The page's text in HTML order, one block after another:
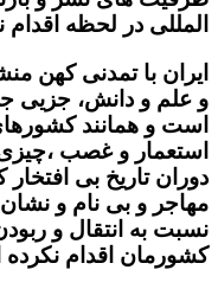
المللی در لحظه اقدام
ایران با تمدنی کهن
و علم و دانش، جزیی
است و همانند
استعمار و غصب
دوران تاریخ بی
مهاجر و بی نام و
نسبت به انتقال و
کشورمان اقدام نکرده